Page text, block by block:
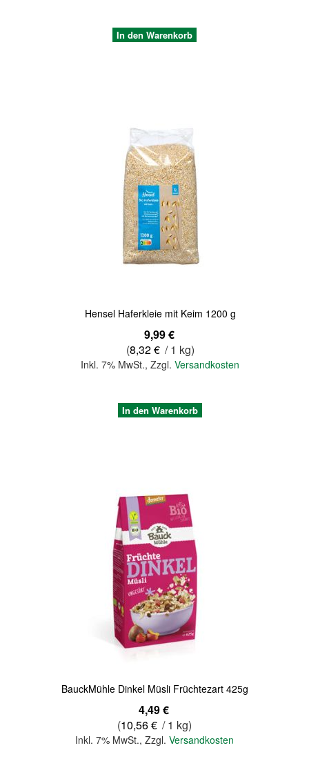
In den Warenkorb
Hensel Haferkleie mit Keim 1200 g
9,99 €
(8,32 € / 1 kg)
Inkl. 7% MwSt.,Zzgl.Versandkosten
In den Warenkorb
BauckMühle Dinkel Müsli Früchtezart 425g
4,49 €
(10,56 € / 1 kg)
Inkl. 7% MwSt., Zzgl. Versandkosten